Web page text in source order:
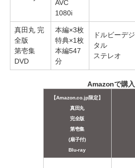
AVC
1080i
真田丸 完
全版
第壱集
DVD
本編×3枚
特典×1枚
本編547
分
ドルビーデジ
タル
ステレオ
Amazonで購入
【Amazon.co.jp限定】
真田丸
完全版
第壱集
(扇子付)
Blu-ray